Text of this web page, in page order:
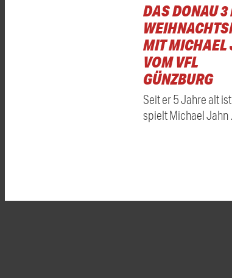
DAS DONAU 3
MIT MICHAEL
VOM VFL
GÜNZBURG
Seit er 5 Jahre alt ist
spielt Michael